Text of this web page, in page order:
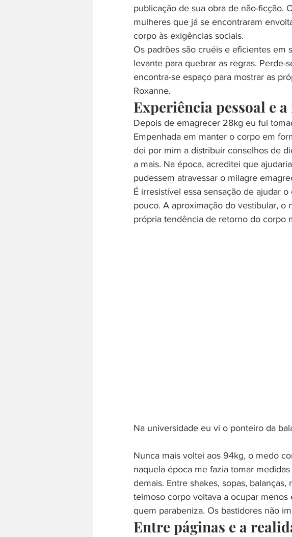
publicação de sua obra de não-ficção.
mulheres que já se encontraram
corpo às exigências sociais.
Os padrões são cruéis e eficientes em
levante para quebrar as regras. Perde-
encontra-se espaço para mostrar as
Roxanne.
Experiência pessoal e
Depois de emagrecer 28kg eu fui
Empenhada em manter o corpo em
dei por mim a distribuir conselhos de
a mais. Na época, acreditei que
pudessem atravessar o milagre
É irresistível essa sensação de ajudar
pouco. A aproximação do vestibular, o
própria tendência de retorno do corpo
Na universidade eu vi o ponteiro da
Nunca mais voltei aos 94kg, o medo
naquela época me fazia tomar
demais. Entre shakes, sopas,
teimoso corpo voltava a ocupar
quem parabeniza. Os bastidores não
Entre páginas e a